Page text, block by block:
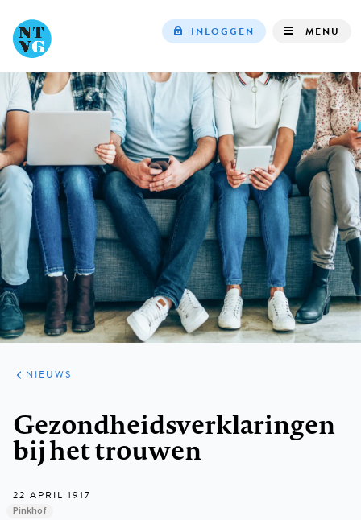
navigation
INLOGGEN MENU
ARTIKELEN
HET
KORT
NIEUWS
Gezondheidsverklaringen
bij het trouwen
22 APRIL 1917
Pinkhof